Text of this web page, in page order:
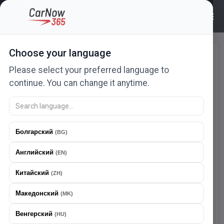
Choose your language
Please select your preferred language to
continue. You can change it anytime.
Болгарский (BG)
Английский (EN)
Китайский (ZH)
Македонский (MK)
Венгерский (HU)
Войти
Введите свой адрес электронной почты и
пароль для входа
Пароль должен содержать не менее 8 символов.
Скачайте наше приложение
Войти | CarNow365